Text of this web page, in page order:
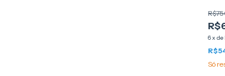
6xde
Só